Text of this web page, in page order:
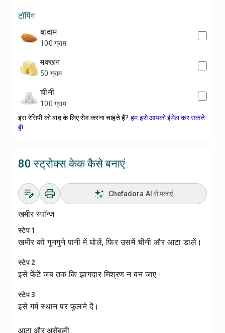
टॉपिंग
बादाम
100 ग्राम
मक्खन
50 ग्राम
चीनी
100 ग्राम
इस रेसिपी को बाद के लिए सेव करना चाहते हैं? हम इसे आपको ईमेल कर सकते
हैं!
80 स्ट्रोक्स केक कैसे बनाएं
Chefadora AI से पकाएं
खमीर स्पॉन्ज
स्टेप 1
खमीर को गुनगुने पानी में घोलें, फिर उसमें चीनी और आटा डालें।
स्टेप 2
इसे फेंटें जब तक कि झागदार मिश्रण न बन जाए।
स्टेप 3
इसे गर्म स्थान पर फूलने दें।
आटा और असेंबली